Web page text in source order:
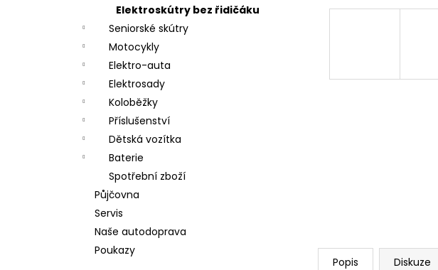
Elektroskútry bez řidičáku
Seniorské skútry
Motocykly
Elektro-auta
Elektrosady
Koloběžky
Příslušenství
Dětská vozítka
Baterie
Spotřební zboží
Půjčovna
Servis
Naše autodoprava
Poukazy
Popis Diskuze